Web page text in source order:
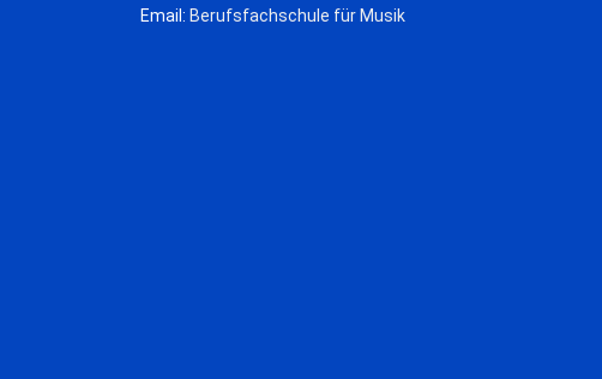
Email: Berufsfachschule für Musik